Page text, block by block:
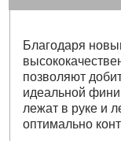
Благодаря
позволяют
идеальной
лежат в руке и
оптимально